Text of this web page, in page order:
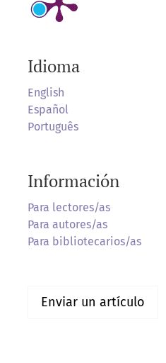
Idioma
English
Español
Português
Información
Para lectores/as
Para autores/as
Para bibliotecarios/as
Enviar un artículo